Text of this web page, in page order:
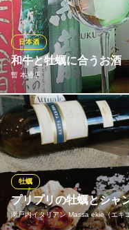
得！ 他にも牡蠣メニュ―
ます。
かき小屋袋町 海平商店
元祖かき小屋の直系店
広電本線立町駅 徒歩5分
広島県広島市中区袋町8-11 森
和牛と牡蠣に合うお酒
暫 本通店
日本酒
和牛と牡蠣を美味しく食
ーなどご用意しております
暫 本通店
和牛 牡蠣 鉄板焼き
広電本線立町駅 徒歩4分
広島県広島市中区本通4-2 1F
プリプリの牡蠣とシャ
瀬戸内イタリアン Massa ekie（エキ
牡蠣